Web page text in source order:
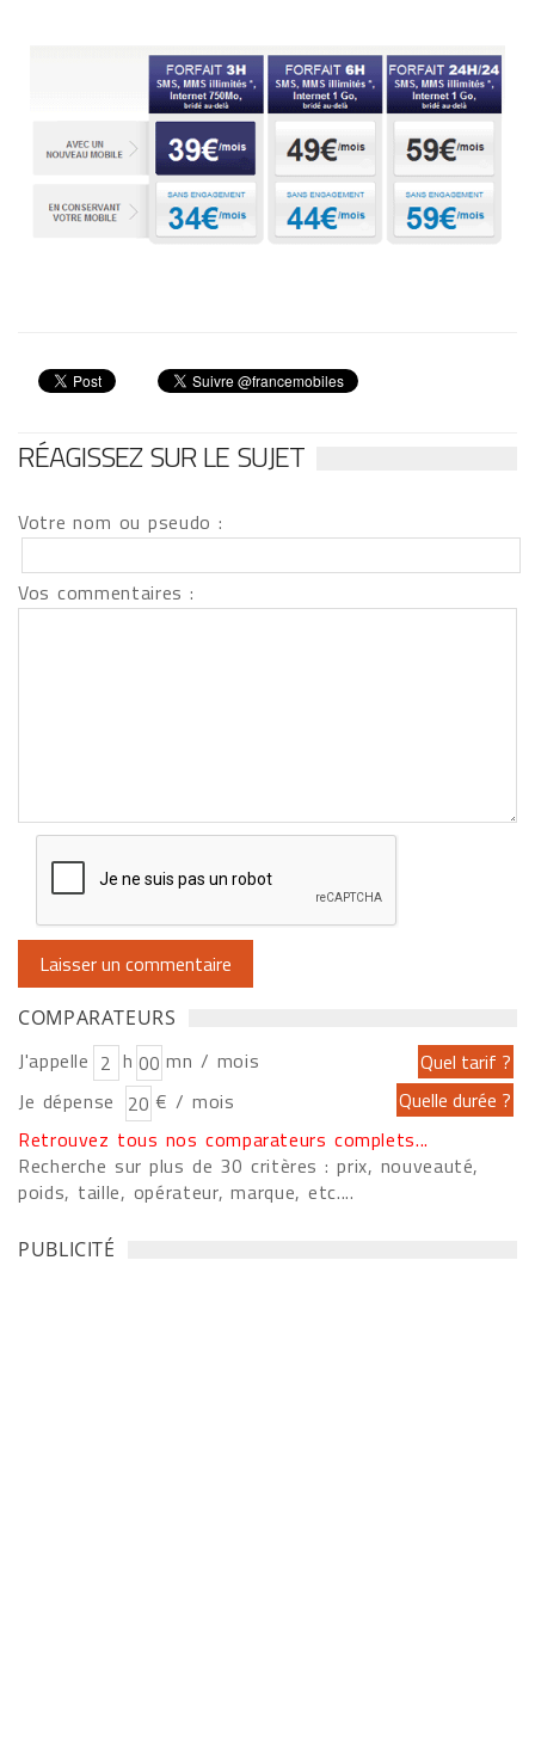
RÉAGISSEZ SUR LE SUJET
Votre nom ou pseudo :
Vos commentaires :
COMPARATEURS
J'appelle h
mn / mois
Je dépense
€ / mois
Retrouvez tous nos comparateurs complets...
Recherche sur plus de 30 critères : prix, nouveauté,
poids, taille, opérateur, marque, etc....
PUBLICITÉ